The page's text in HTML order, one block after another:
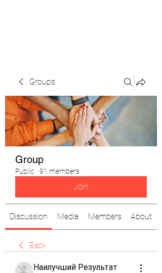
Groups
Group
Public · 91 members
Join
Discussion Media Members About
Back
Наилучший Результат